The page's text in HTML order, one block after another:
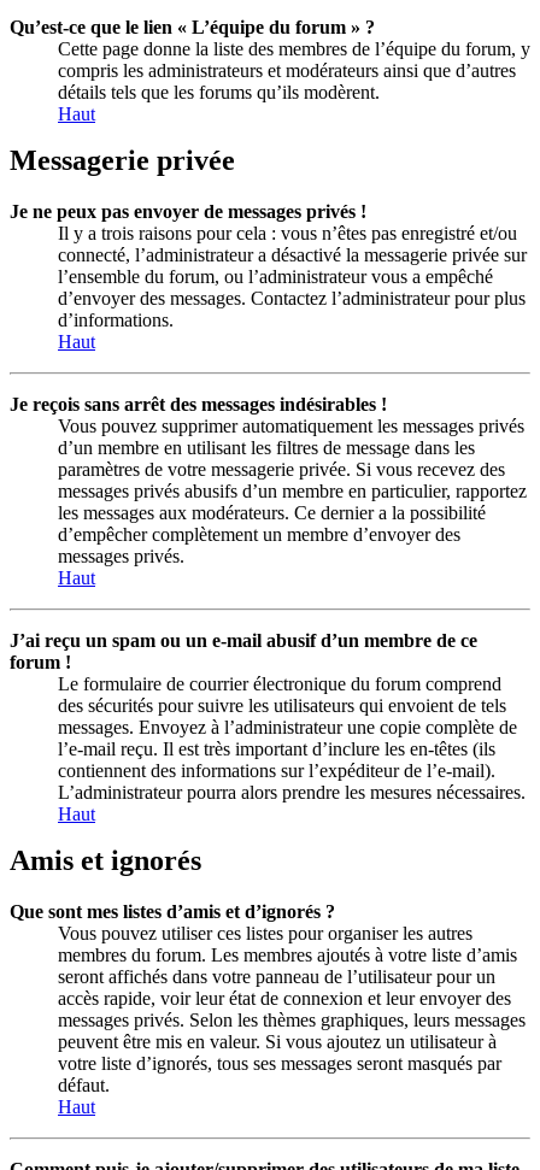
Qu’est-ce que le lien « L’équipe du forum » ?
Cette page donne la liste des membres de l’équipe du forum, y
compris les administrateurs et modérateurs ainsi que d’autres
détails tels que les forums qu’ils modèrent.
Haut
Messagerie privée
Je ne peux pas envoyer de messages privés !
Il y a trois raisons pour cela : vous n’êtes pas enregistré et/ou
connecté, l’administrateur a désactivé la messagerie privée sur
l’ensemble du forum, ou l’administrateur vous a empêché
d’envoyer des messages. Contactez l’administrateur pour plus
d’informations.
Haut
Je reçois sans arrêt des messages indésirables !
Vous pouvez supprimer automatiquement les messages privés
d’un membre en utilisant les filtres de message dans les
paramètres de votre messagerie privée. Si vous recevez des
messages privés abusifs d’un membre en particulier, rapportez
les messages aux modérateurs. Ce dernier a la possibilité
d’empêcher complètement un membre d’envoyer des
messages privés.
Haut
J’ai reçu un spam ou un e-mail abusif d’un membre de ce
forum !
Le formulaire de courrier électronique du forum comprend
des sécurités pour suivre les utilisateurs qui envoient de tels
messages. Envoyez à l’administrateur une copie complète de
l’e-mail reçu. Il est très important d’inclure les en-têtes (ils
contiennent des informations sur l’expéditeur de l’e-mail).
L’administrateur pourra alors prendre les mesures nécessaires.
Haut
Amis et ignorés
Que sont mes listes d’amis et d’ignorés ?
Vous pouvez utiliser ces listes pour organiser les autres
membres du forum. Les membres ajoutés à votre liste d’amis
seront affichés dans votre panneau de l’utilisateur pour un
accès rapide, voir leur état de connexion et leur envoyer des
messages privés. Selon les thèmes graphiques, leurs messages
peuvent être mis en valeur. Si vous ajoutez un utilisateur à
votre liste d’ignorés, tous ses messages seront masqués par
défaut.
Haut